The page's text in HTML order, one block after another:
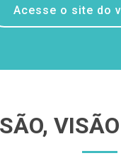
Acesse o site do